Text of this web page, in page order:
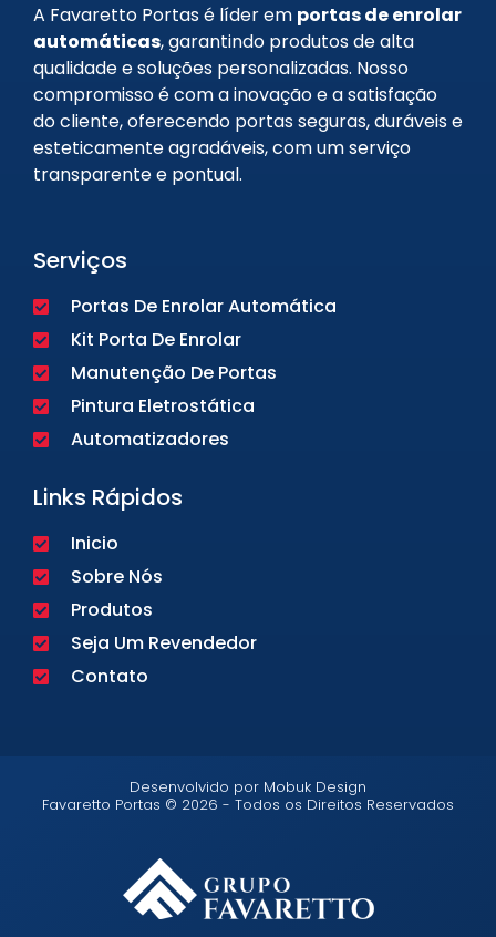
A Favaretto Portas é líder em portas de enrolar
automáticas, garantindo produtos de alta
qualidade e soluções personalizadas. Nosso
compromisso é com a inovação e a satisfação
do cliente, oferecendo portas seguras, duráveis e
esteticamente agradáveis, com um serviço
transparente e pontual.
Serviços
Portas De Enrolar Automática
Kit Porta De Enrolar
Manutenção De Portas
Pintura Eletrostática
Automatizadores
Links Rápidos
Inicio
Sobre Nós
Produtos
Seja Um Revendedor
Contato
Desenvolvido por Mobuk Design
Favaretto Portas © 2026 - Todos os Direitos Reservados